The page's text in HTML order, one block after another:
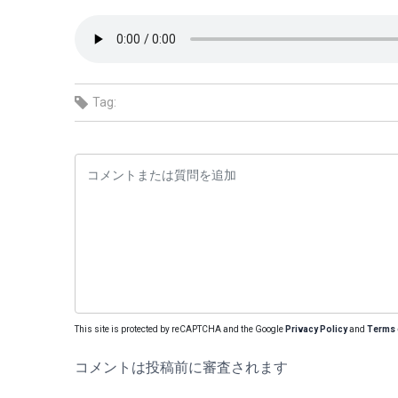
Tag:
This site is protected by reCAPTCHA and the Google Privacy Policyand Terms
コメントは投稿前に審査されます